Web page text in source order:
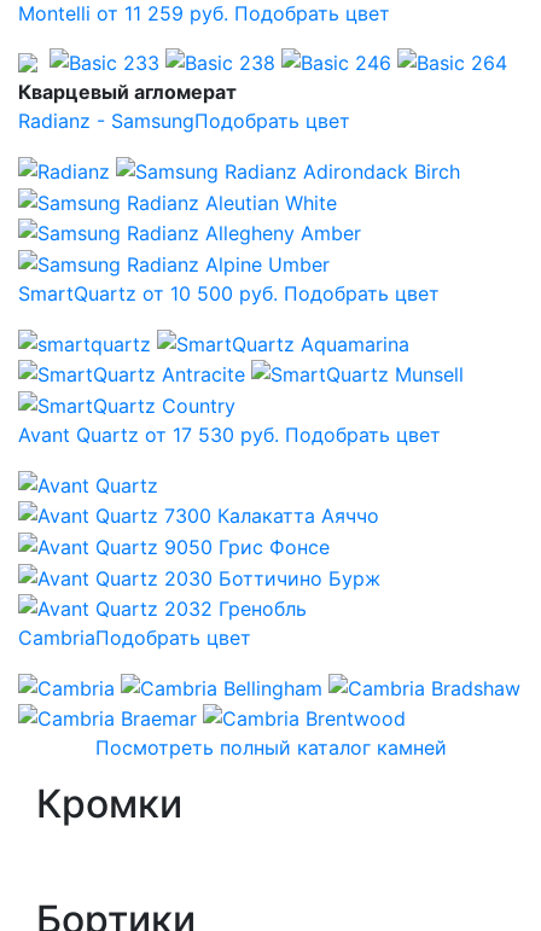
Montelli от 11 259 руб. Подобрать цвет
Кварцевый агломерат
Radianz - SamsungПодобрать цвет
SmartQuartz от 10 500 руб. Подобрать цвет
Avant Quartz от 17 530 руб. Подобрать цвет
CambriaПодобрать цвет
Посмотреть полный каталог камней
Кромки
Бортики